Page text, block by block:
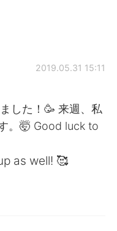
2019.05.31 15:11
した！🥳 来週、私
。🤯 Good luck to
as well! 🥰